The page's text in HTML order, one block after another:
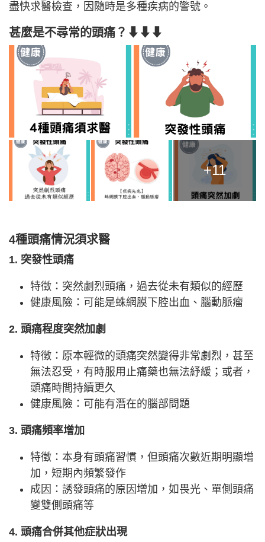
盡快求醫檢查，因隨時是多種疾病的警號。
甚麼是不尋常的頭痛？⬇⬇⬇
+11
4種頭痛情況須求醫
1. 突發性頭痛
特徵：突然劇烈頭痛，過去從未有類似的經歷
健康風險：可能是蛛網膜下腔出血、腦動脈瘤
2. 頭痛程度突然加劇
特徵：原本輕微的頭痛突然變得非常劇烈，甚至
無法忍受，有時服用止痛藥也無法紓緩；或者，
頭痛時間持續更久
健康風險：可能有潛在的腦部問題
3. 頭痛頻率增加
特徵：本身有頭痛習慣，但頭痛次數近期明顯增
加，短期內頻繁發作
成因：誘發頭痛的原因增加，如畏光、單側頭痛
變雙側頭痛等
4. 頭痛合併其他症狀出現